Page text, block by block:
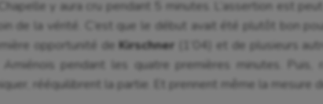
Chapelle y aura cru pendant 5 minutes. L’assertion est
de la vérité. C’est que le début avait été plutôt bon
opportunité deKirschner (1’04) et de plusieurs
Amiénois pendant les quatre premières minutes. Puis,
rééquilibrent la partie. Et prennent même la mesure